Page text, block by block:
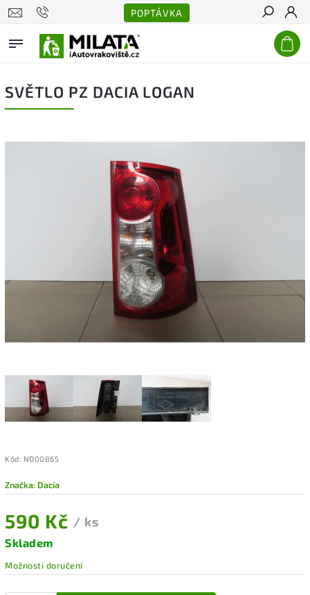
POPTÁVKA
Hledat
SVĚTLO PZ DACIA LOGAN
Kód: ND00865
Značka: Dacia
590 Kč / ks
Skladem
Možnosti doručení